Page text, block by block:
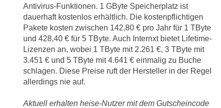
Antivirus-Funktionen. 1 GByte Speicherplatz ist
dauerhaft kostenlos erhältlich. Die kostenpflichtigen
Pakete kosten zwischen 142,80 € pro Jahr für 1 TByte
und 428,40 € für 5 TByte. Auch Internxt bietet Lifetime-
Lizenzen an, wobei 1 TByte mit 2.261 €, 3 TByte mit
3.451 € und 5 TByte mit 4.641 € einmalig zu Buche
schlagen. Diese Preise ruft der Hersteller in der Regel
allerdings nie auf.
Aktuell erhalten heise-Nutzer mit dem Gutscheincode